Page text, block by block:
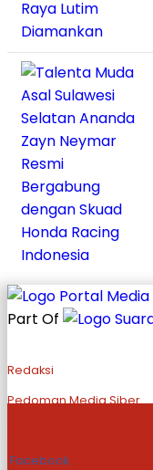
Part Of
Redaksi
Pedoman Media Siber
Facebook